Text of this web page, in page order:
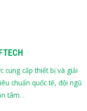
cung cấp thiết bị và giải
chuẩn quốc tế, đội ngũ
tâm. .